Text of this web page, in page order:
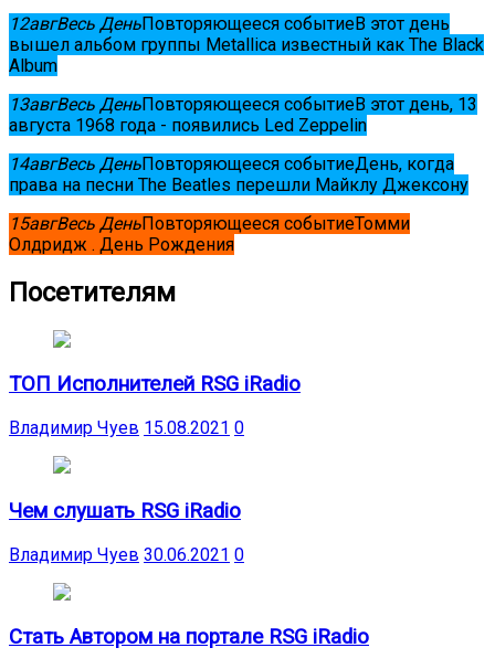
12авгВесь ДеньПовторяющееся событиеВ этот день
вышел альбом группы Metallica известный как The Black
Album
13авгВесь ДеньПовторяющееся событиеВ этот день, 13
августа 1968 года - появились Led Zeppelin
14авгВесь ДеньПовторяющееся событиеДень, когда
права на песни The Beatles перешли Майклу Джексону
15авгВесь ДеньПовторяющееся событиеТомми
Олдридж . День Рождения
Посетителям
ТОП Исполнителей RSG iRadio
Владимир Чуев 15.08.2021 0
Чем слушать RSG iRadio
Владимир Чуев 30.06.2021 0
Стать Автором на портале RSG iRadio